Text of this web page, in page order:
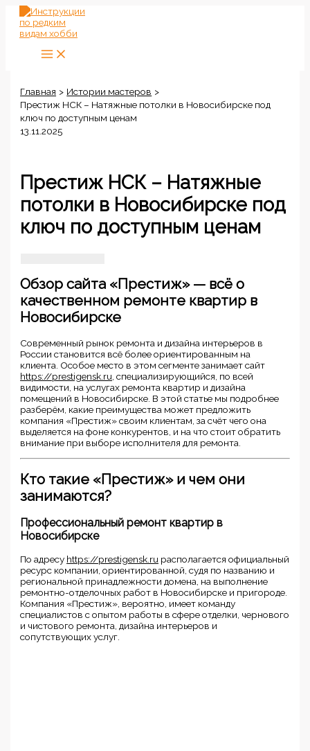
Перейти
содержимому
Главная
Истории мастеров
Престиж НСК – Натяжные потолки в Новосибирске под
ключ по доступным ценам
13.11.2025
Престиж НСК – Натяжные
потолки в Новосибирске под
ключ по доступным ценам
Обзор сайта «Престиж» — всё о
качественном ремонте квартир в
Новосибирске
Современный рынок ремонта и дизайна интерьеров в
России становится всё более ориентированным на
клиента. Особое место в этом сегменте занимает сайт
https://prestigensk.ru , специализирующийся, по всей
видимости, на услугах ремонта квартир и дизайна
помещений в Новосибирске. В этой статье мы подробнее
разберём, какие преимущества может предложить
компания «Престиж» своим клиентам, за счёт чего она
выделяется на фоне конкурентов, и на что стоит обратить
внимание при выборе исполнителя для ремонта.
Кто такие «Престиж» и чем они
занимаются?
Профессиональный ремонт квартир в
Новосибирске
По адресу https://prestigensk.ru располагается официальный
ресурс компании, ориентированной, судя по названию и
региональной принадлежности домена, на выполнение
ремонтно-отделочных работ в Новосибирске и пригороде.
Компания «Престиж», вероятно, имеет команду
специалистов с опытом работы в сфере отделки, чернового
и чистового ремонта, дизайна интерьеров и
сопутствующих услуг.